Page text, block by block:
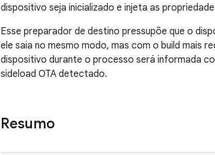
dispositivo seja inicializado e injeta as
Esse preparador de destino pressupõe que o
ele saia no mesmo modo, mas com o build mais
dispositivo durante o processo será informada
sideload OTA detectado.
Resumo